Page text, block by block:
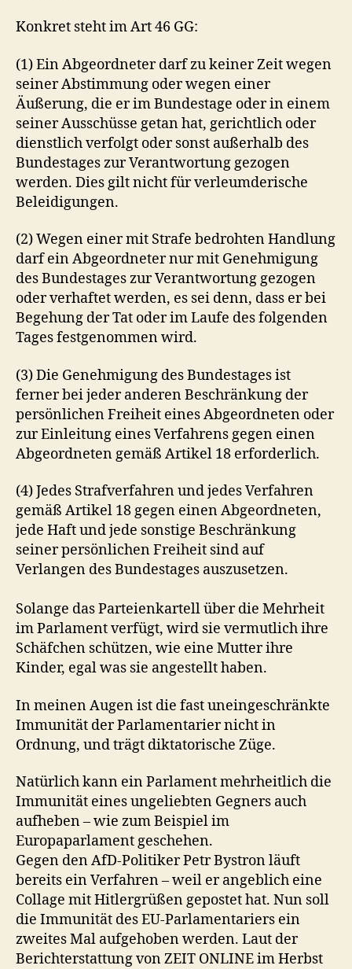
Konkret steht im Art 46 GG:
(1) Ein Abgeordneter darf zu keiner Zeit wegen
seiner Abstimmung oder wegen einer
Äußerung, die er im Bundestage oder in einem
seiner Ausschüsse getan hat, gerichtlich oder
dienstlich verfolgt oder sonst außerhalb des
Bundestages zur Verantwortung gezogen
werden. Dies gilt nicht für verleumderische
Beleidigungen.
(2) Wegen einer mit Strafe bedrohten Handlung
darf ein Abgeordneter nur mit Genehmigung
des Bundestages zur Verantwortung gezogen
oder verhaftet werden, es sei denn, dass er bei
Begehung der Tat oder im Laufe des folgenden
Tages festgenommen wird.
(3) Die Genehmigung des Bundestages ist
ferner bei jeder anderen Beschränkung der
persönlichen Freiheit eines Abgeordneten oder
zur Einleitung eines Verfahrens gegen einen
Abgeordneten gemäß Artikel 18 erforderlich.
(4) Jedes Strafverfahren und jedes Verfahren
gemäß Artikel 18 gegen einen Abgeordneten,
jede Haft und jede sonstige Beschränkung
seiner persönlichen Freiheit sind auf
Verlangen des Bundestages auszusetzen.
Solange das Parteienkartell über die Mehrheit
im Parlament verfügt, wird sie vermutlich ihre
Schäfchen schützen, wie eine Mutter ihre
Kinder, egal was sie angestellt haben.
In meinen Augen ist die fast uneingeschränkte
Immunität der Parlamentarier nicht in
Ordnung, und trägt diktatorische Züge.
Natürlich kann ein Parlament mehrheitlich die
Immunität eines ungeliebten Gegners auch
aufheben – wie zum Beispiel im
Europaparlament geschehen.
Gegen den AfD-Politiker Petr Bystron läuft
bereits ein Verfahren – weil er angeblich eine
Collage mit Hitlergrüßen gepostet hat. Nun soll
die Immunität des EU-Parlamentariers ein
zweites Mal aufgehoben werden. Laut der
Berichterstattung von ZEIT ONLINE im Herbst